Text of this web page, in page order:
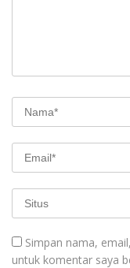
Simpan nama,
untuk komentar saya